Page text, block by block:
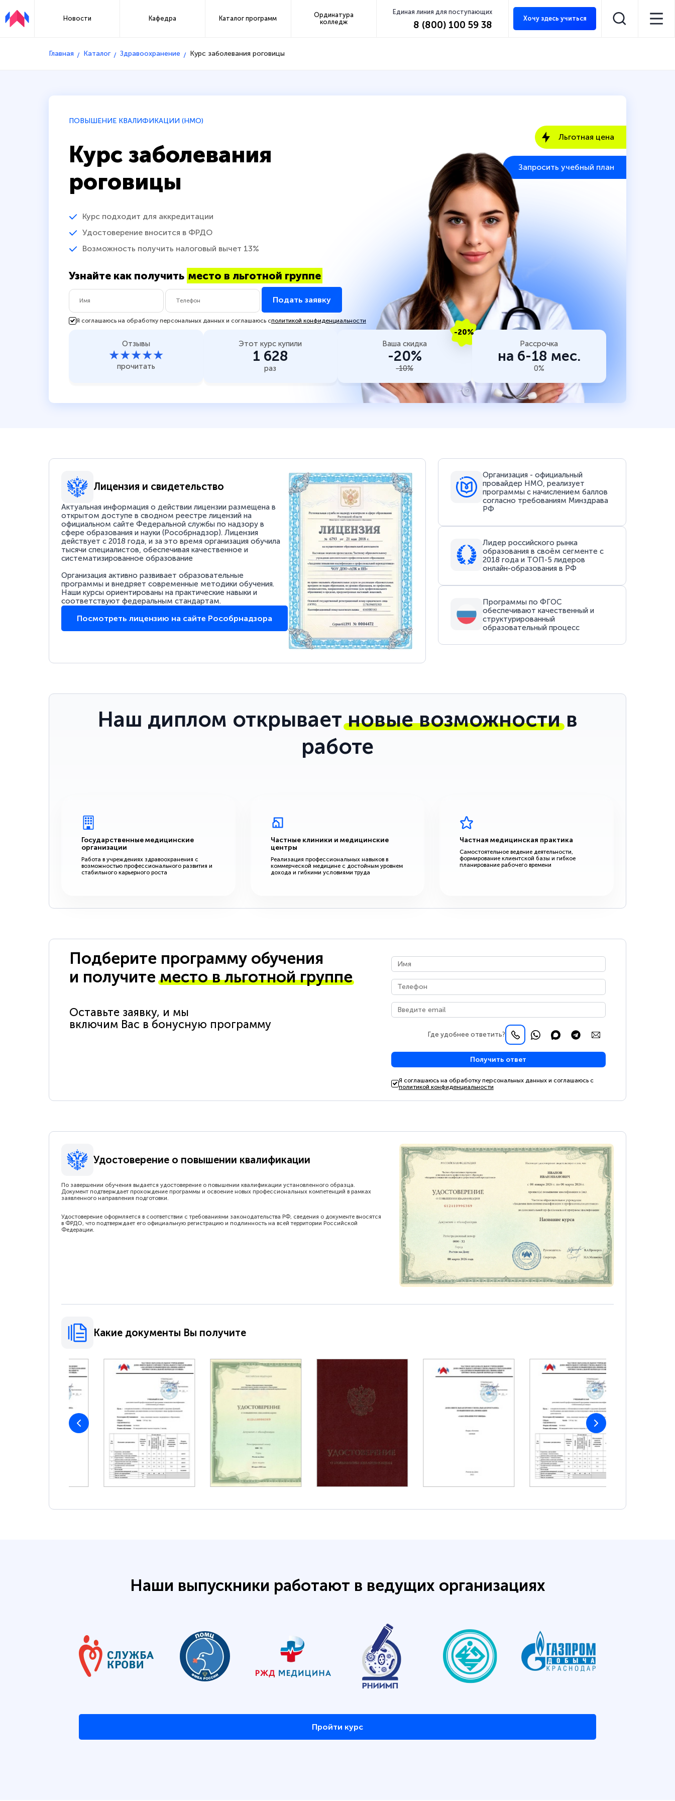
Новости Кафедра Каталог программ
Ординатура
колледж
Единая линия для поступающих
8 (800) 100 59 38
Хочу здесь учиться
Главная Каталог Здравоохранение Курс заболевания роговицы
ПОВЫШЕНИЕ КВАЛИФИКАЦИИ (НМО)
Курс заболевания
роговицы
Курс подходит для аккредитации
Удостоверение вносится в ФРДО
Возможность получить налоговый вычет 13%
Узнайте как получить место в льготной группе
Подать заявку
Я соглашаюсь на обработку персональных данных и соглашаюсь сполитикой конфиденциальности
Льготная цена
Запросить учебный план
Отзывы
★★★★★
прочитать
Этот курс купили
1 628
раз
-20%
Ваша скидка
-20%
-10%
Рассрочка
на 6-18 мес.
0%
Лицензия и свидетельство
Актуальная информация о действии лицензии размещена в
открытом доступе в сводном реестре лицензий на
официальном сайте Федеральной службы по надзору в
сфере образования и науки (Рособрнадзор). Лицензия
действует с 2018 года, и за это время организация обучила
тысячи специалистов, обеспечивая качественное и
систематизированное образование
Организация активно развивает образовательные
программы и внедряет современные методики обучения.
Наши курсы ориентированы на практические навыки и
соответствуют федеральным стандартам.
Посмотреть лицензию на сайте Рособрнадзора
Организация - официальный
провайдер НМО, реализует
программы с начислением баллов
согласно требованиям Минздрава
РФ
Лидер российского рынка
образования в своём сегменте с
2018 года и ТОП-5 лидеров
онлайн-образования в РФ
Программы по ФГОС
обеспечивают качественный и
структурированный
образовательный процесс
Наш диплом открываетновые возможностив
работе
Государственные медицинские
организации
Работа в учреждениях здравоохранения с
возможностью профессионального развития и
стабильного карьерного роста
Частные клиники и медицинские
центры
Реализация профессиональных навыков в
коммерческой медицине с достойным уровнем
дохода и гибкими условиями труда
Частная медицинская практика
Самостоятельное ведение деятельности,
формирование клиентской базы и гибкое
планирование рабочего времени
Подберите программу обучения
и получитеместо в льготной группе
Оставьте заявку, и мы
включим Вас в бонусную программу
Где удобнее ответить?
Получить ответ
Я соглашаюсь на обработку персональных данных и соглашаюсь с
политикой конфиденциальности
Удостоверение о повышении квалификации
По завершении обучения выдается удостоверение о повышении квалификации установленного образца.
Документ подтверждает прохождение программы и освоение новых профессиональных компетенций в рамках
заявленного направления подготовки.
Удостоверение оформляется в соответствии с требованиями законодательства РФ, сведения о документе вносятся
в ФРДО, что подтверждает его официальную регистрацию и подлинность на всей территории Российской
Федерации.
Какие документы Вы получите
Наши выпускники работают в ведущих организациях
Пройти курс